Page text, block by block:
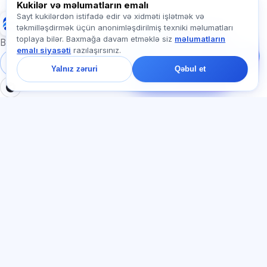
Exalify
Beynəlxalq dil imtahanlarına hazırlıq
Daxil ol
Qeydiyyat
Bizə yazın!
Tariflər, imtahanlar və
barədə soruşun — çatda
bir dəqiqə ərzində
cavab veririk.
Kukilər və məlumatların emalı
Sayt kukilərdən istifadə edir və xidməti işlətmək və
təkmilləşdirmək üçün anonimləşdirilmiş texniki məlumatları
toplaya bilər. Baxmağa davam etməklə siz məlumatların
emalı siyasəti razılaşırsınız.
Yalnız zəruri Qəbul et